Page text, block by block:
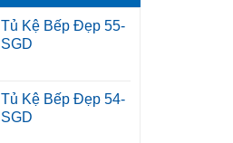
Tủ Kệ Bếp Đẹp 55-
SGD
Tủ Kệ Bếp Đẹp 54-
SGD